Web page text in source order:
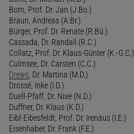
Born, Prof. Dr. Jan (J.Bo.)
Braun, Andreas (A.Br.)
Bürger, Prof. Dr. Renate (R.Bü.)
Cassada, Dr. Randall (R.C.)
Collatz, Prof. Dr. Klaus-Günter (K.-G.C.)
Culmsee, Dr. Carsten (C.C.)
Drews , Dr. Martina (M.D.)
Drossé, Inke (I.D.)
Duell-Pfaff, Dr. Nixe (N.D.)
Duffner, Dr. Klaus (K.D.)
Eibl-Eibesfeldt, Prof. Dr. Irenäus (I.E.)
Eisenhaber, Dr. Frank (F.E.)